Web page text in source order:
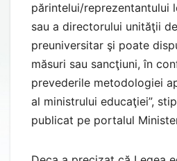
părintelui/reprezentantului
sau a directorului unităţii
preuniversitar şi poate
măsuri sau sancţiuni, în
prevederile metodologiei
al ministrului educaţiei”,
publicat pe portalul